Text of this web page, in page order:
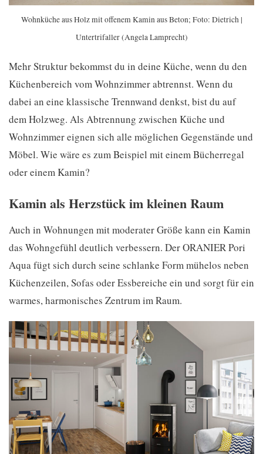
Wohnküche aus Holz mit offenem Kamin aus Beton; Foto: Dietrich |
Untertrifaller (Angela Lamprecht)
Mehr Struktur bekommst du in deine Küche, wenn du den
Küchenbereich vom Wohnzimmer abtrennst. Wenn du
dabei an eine klassische Trennwand denkst, bist du auf
dem Holzweg. Als Abtrennung zwischen Küche und
Wohnzimmer eignen sich alle möglichen Gegenstände und
Möbel. Wie wäre es zum Beispiel mit einem Bücherregal
oder einem Kamin?
Kamin als Herzstück im kleinen Raum
Auch in Wohnungen mit moderater Größe kann ein Kamin
das Wohngefühl deutlich verbessern. Der ORANIER Pori
Aqua fügt sich durch seine schlanke Form mühelos neben
Küchenzeilen, Sofas oder Essbereiche ein und sorgt für ein
warmes, harmonisches Zentrum im Raum.